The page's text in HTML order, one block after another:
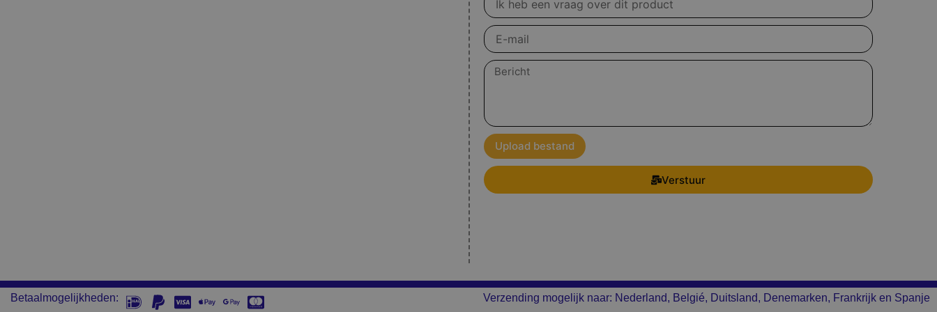
over
product
E-
mail
Bericht
Upload bestand
Verstuur
Betaalmogelijkheden: Verzending mogelijk naar: Nederland, Belgié, Duitsland, Denemarken, Frankrijk en Spanje